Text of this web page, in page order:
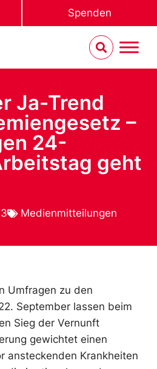
Spenden
Ja-Trend
–
24-
geht
Medienmitteilungen
Umfragen zu den
September lassen beim
Sieg der Vernunft
gewichtet einen
ansteckenden Krankheiten